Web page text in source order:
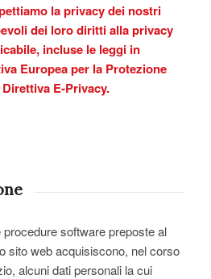
la privacy dei nostri
dei loro diritti alla privacy
incluse le leggi in
Europea per la Protezione
E-Privacy.
software preposte al
sito web acquisiscono, nel corso
alcuni dati personali la cui